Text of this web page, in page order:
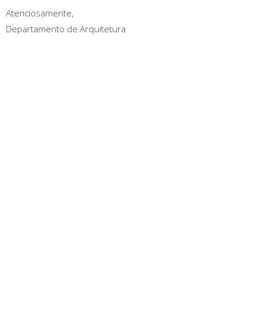
Atenciosamente,
Departamento de Arquitetura